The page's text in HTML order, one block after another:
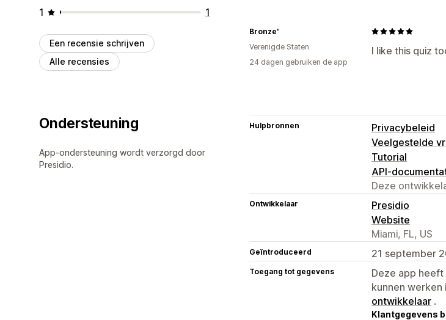
1
1
Een recensie schrijven
Alle recensies
I like this quiz
Bronze'
Verenigde Staten
24 dagen gebruiken de app
Ondersteuning
App-ondersteuning wordt verzorgd door
Presidio.
Hulpbronnen
Privacybeleid
Veelgestelde
Tutorial
API-
Deze
Ontwikkelaar
Presidio
Website
Miami, FL, US
Geïntroduceerd 21 september
Toegang tot gegevens
Deze app
kunnen werken
ontwikkelaar .
Klantgegevens